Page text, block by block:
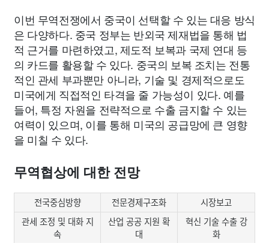
이번 무역전쟁에서 중국이 선택할 수 있는 대응 방식
은 다양하다. 중국 정부는 반외국 제재법을 통해 법
적 근거를 마련하였고, 제도적 보복과 국제 연대 등
의 카드를 활용할 수 있다. 중국의 보복 조치는 전통
적인 관세 부과뿐만 아니라, 기술 및 경제적으로도
미국에게 직접적인 타격을 줄 가능성이 있다. 예를
들어, 특정 자원을 전략적으로 수출 금지할 수 있는
여력이 있으며, 이를 통해 미국의 공급망에 큰 영향
을 미칠 수 있다.
무역협상에 대한 전망
전국중심방향 전문경제구조화
시장보고
관세 조정 및 대화 지
속
산업 공공 지원 확
대
혁신 기술 수출 강
화